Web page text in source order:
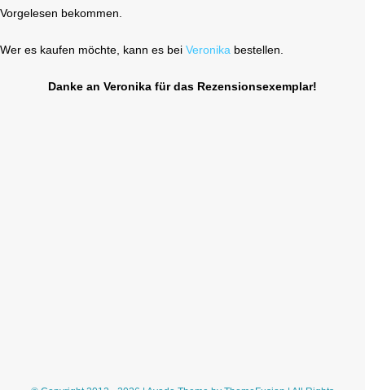
Vorgelesen bekommen.
Wer es kaufen möchte, kann es bei Veronika bestellen.
Danke an Veronika für das Rezensionsexemplar!